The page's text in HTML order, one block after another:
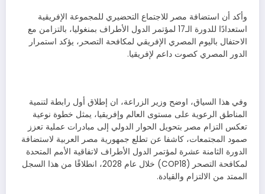
وأكد أن استضافة مصر للاجتماع التحضيري للمجموعة الإفريقية
استعدادًا للدورة الـ17 لمؤتمر الدول الأطراف بمنغوليا، بالتزامن مع
الاحتفال باليوم المصري الإفريقي لمكافحة التصحر، يؤكد استمرار
الدور المصري كصوت داعم لإفريقيا.
وفي هذا السياق، اوضح وزير الزراعة، ان إطلاق أول رابطة لتنمية
المناطق الرعوية على مستوى العالم وإفريقيا، يمثل خطوة نوعية
تعكس التزام مصر بتحويل الحوار الدولي إلى مبادرات عملية تعزز
صمود المجتمعات، كاشفا عن تطلع جمهورية مصر العربية لاستضافة
الدورة الثامنة عشرة لمؤتمر الدول الأطراف لاتفاقية الأمم المتحدة
لمكافحة التصحر (COP18) خلال عام 2028، انطلاقًا من هذا السجل
الممتد من الالتزام والقيادة.